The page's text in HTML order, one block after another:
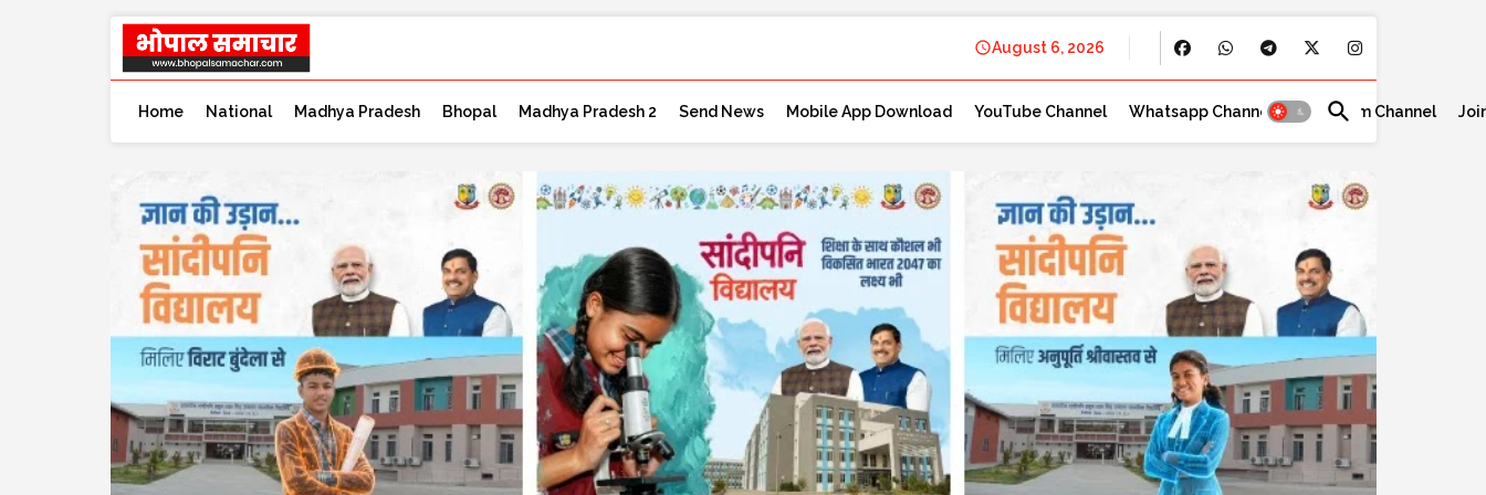
August 6, 2026
Home National Madhya Pradesh Bhopal Madhya Pradesh 2 Send News Mobile App Download YouTube Channel Whatsapp Channel Telegram Channel